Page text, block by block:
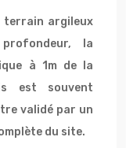
terrain argileux
la
à 1m de la
est souvent
validé par un
du site.